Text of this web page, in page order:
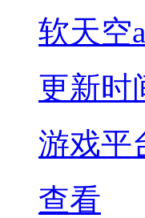
软天空
更新时
游戏平
查看